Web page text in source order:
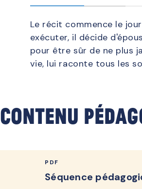
Le récit commence le
exécuter, il décide
pour être sûr de ne plus
vie, lui raconte tous les
Contenu
PDF
Séquence